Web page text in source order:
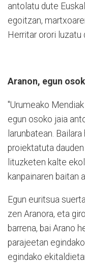
antolatu dute
egoitzan,
Herritar orori luzatu
Aranon, egun
"Urumeako
egun osoko jaia
larunbatean.
proiektatuta
lituzketen kalte
kanpainaren baitan
Egun euritsua
zen Aranora, eta
barrena, bai Arano
parajeetan
egindako